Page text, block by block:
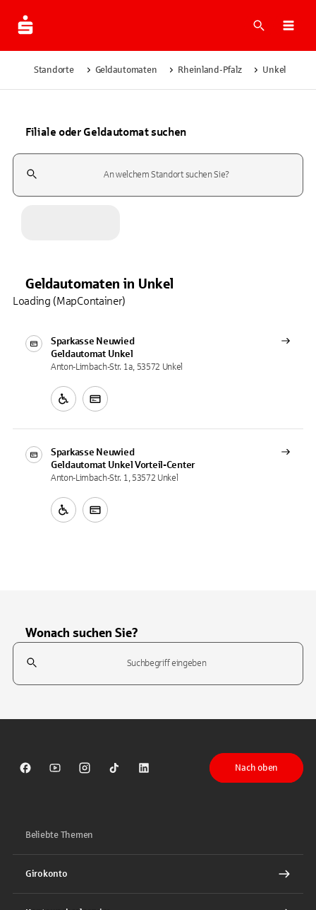
Suche
Standorte Geldautomaten Rheinland-Pfalz Unkel
Filiale oder Geldautomat suchen
Suchfeld
Geldautomaten in Unkel
Sparkasse Neuwied
Geldautomat Unkel
Anton-Limbach-Str. 1a, 53572 Unkel
Sparkasse Neuwied
Geldautomat Unkel Vorteil-Center
Anton-Limbach-Str. 1, 53572 Unkel
Loading (MapContainer)
Wonach suchen Sie?
Suchfeld
Sparkasse auf Facebook
Sparkasse auf Youtube
Sparkasse auf Instagram
Sparkasse auf TikTok
Sparkasse auf LinkedIn
Nach oben
Beliebte Themen
Girokonto